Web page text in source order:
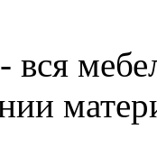
- вся